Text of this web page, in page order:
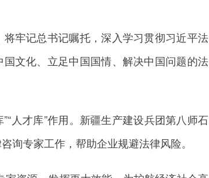
牢记总书记嘱托，深入学习贯彻习近平法
文化、立足中国国情、解决中国问题的法
人才库”作用。新疆生产建设兵团第八师石
询专家工作，帮助企业规避法律风险。